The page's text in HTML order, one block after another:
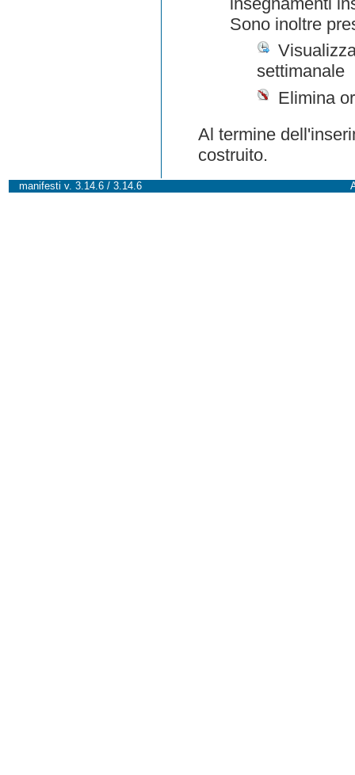
Sono inoltre
settimanale
Elimina
Al termine
costruito.
manifesti v. 3.14.6 / 3.14.6